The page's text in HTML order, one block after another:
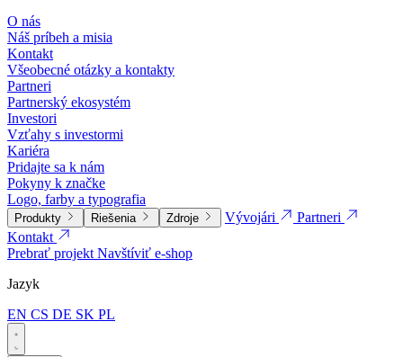
O nás
Náš príbeh a misia
Kontakt
Všeobecné otázky a kontakty
Partneri
Partnerský ekosystém
Investori
Vzťahy s investormi
Kariéra
Pridajte sa k nám
Pokyny k značke
Logo, farby a typografia
Produkty Riešenia Zdroje Vývojári
Partneri
Kontakt
Prebrať projektNavštíviť e-shop
Jazyk
EN CS DE SK PL